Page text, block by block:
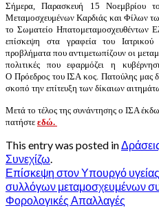
Σήμερα, Παρασκευή 15 Νοεμβρίου
Μεταμοσχευμένων Καρδιάς και Φίλων
το Σωματείο
επίσκεψη στα γραφεία του
προβλήματα που αντιμετωπίζουν οι
πολιτικές που εφαρμόζει η
Ο Πρόεδρος του ΙΣΑ κος. Πατούλης μας
σκοπό την επίτευξη των δίκαιων
Μετά το τέλος της συνάντησης ο ΙΣΑ
πατήστε εδώ.
This entry was posted in
Συνεχίζω.
Επίσκεψη στον Υπουργό
συλλόγων μεταμοσχευμένων
Φορολογικές Απαλλαγές